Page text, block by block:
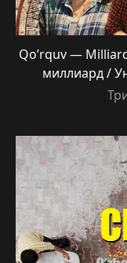
Qo’rquv —
миллиард /